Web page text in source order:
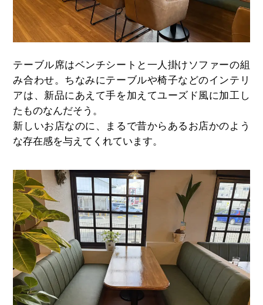
テーブル席はベンチシートと一人掛けソファーの組
み合わせ。ちなみにテーブルや椅子などのインテリ
アは、新品にあえて手を加えてユーズド風に加工し
たものなんだそう。
新しいお店なのに、まるで昔からあるお店かのよう
な存在感を与えてくれています。